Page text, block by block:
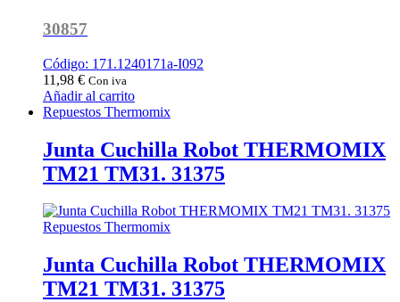
30857
Código: 171.1240171a-I092
11,98 € Con iva
Añadir al carrito
Repuestos Thermomix
Junta Cuchilla Robot THERMOMIX
TM21 TM31. 31375
Repuestos Thermomix
Junta Cuchilla Robot THERMOMIX
TM21 TM31. 31375